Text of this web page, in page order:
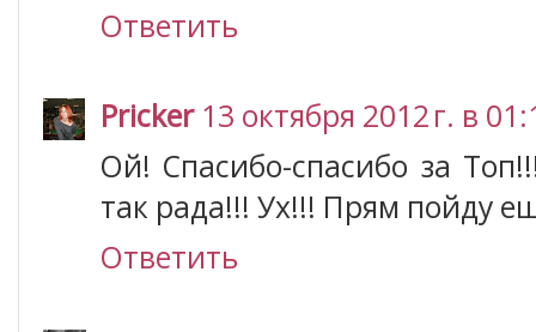
Ответить
Pricker 13 октября 2012 г. в
Ой! Спасибо-спасибо за
так рада!!! Ух!!! Прям пойду
Ответить